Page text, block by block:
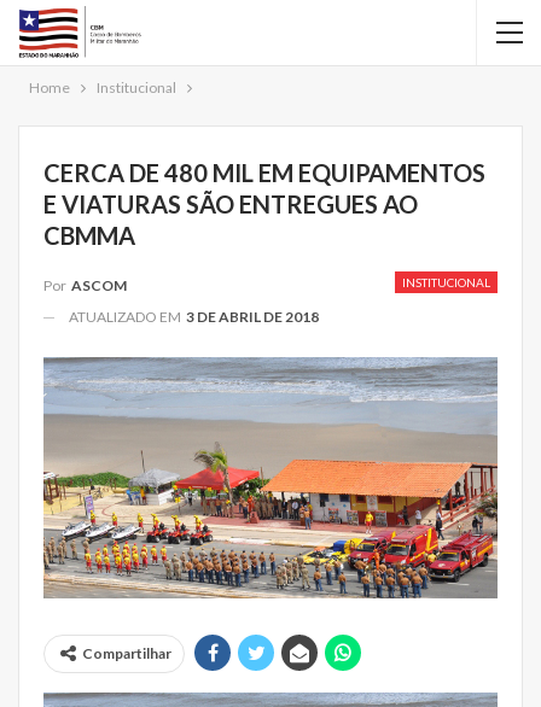
Home Institucional
CERCA DE 480 MIL EM EQUIPAMENTOS
E VIATURAS SÃO ENTREGUES AO
CBMMA
INSTITUCIONAL
Por ASCOM
ATUALIZADO EM 3 DE ABRIL DE 2018
Compartilhar